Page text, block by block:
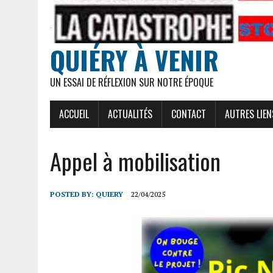
QUIÉRY À VENIR
UN ESSAI DE RÉFLEXION SUR NOTRE ÉPOQUE
ACCUEIL ACTUALITÉS CONTACT AUTRES
Appel à mobilisation
POSTED BY: QUIERY 22/04/2025